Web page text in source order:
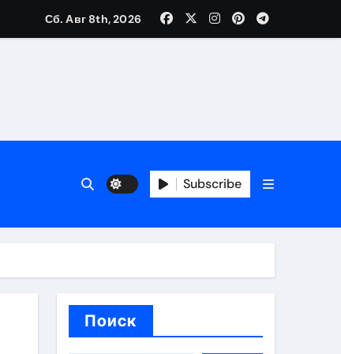
и под навесом
Сб. Авг 8th, 2026
Subscribe
Поиск